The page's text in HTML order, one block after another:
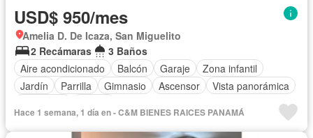
USD$ 950/mes
Amelia D. De Icaza, San Miguelito
2 Recámaras
3 Baños
Aire acondicionado
Balcón Garaje
Zona infantil
Jardín
Parrilla Gimnasio Ascensor
Vista panorámica
Hace 1 semana, 1 día en - C&M BIENES RAICES PANAMÁ